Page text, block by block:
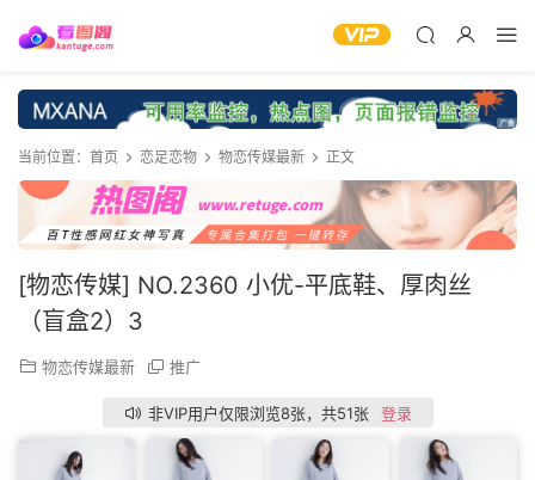
当前位置： 首页 恋足恋物 物恋传媒最新 正文
[物恋传媒] NO.2360 小优-平底鞋、厚肉丝
（盲盒2）3
物恋传媒最新 推广
非VIP用户仅限浏览8张，共51张 登录